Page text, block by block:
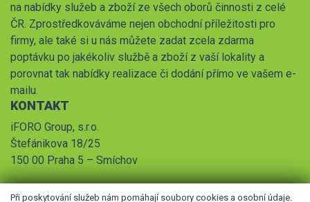
na nabídky služeb a zboží ze všech oborů činnosti z celé
ČR. Zprostředkováváme nejen obchodní příležitosti pro
firmy, ale také si u nás můžete zadat zcela zdarma
poptávku po jakékoliv službě a zboží z vaší lokality a
porovnat tak nabídky realizace či dodání přímo ve vašem e-
mailu.
KONTAKT
iFORO Group, s.r.o.
Štefánikova 18/25
150 00 Praha 5 – Smíchov
Při poskytování služeb nám pomáhají soubory cookies a osobní údaje.